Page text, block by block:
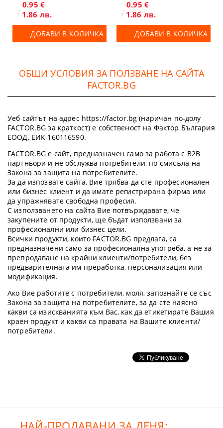
0.95 €
1.86 лв.
ДОБАВИ В КОЛИЧКА
0.95 €
1.86 лв.
ДОБАВИ В КОЛИЧКА
ОБЩИ УСЛОВИЯ ЗА ПОЛЗВАНЕ НА САЙТА
FACTOR.BG
Уеб сайтът на адрес https://factor.bg (наричан по-долу
FACTOR.BG за краткост) е собственост на Фактор България
ЕООД, ЕИК 160116590.
FACTOR.BG е сайт, предназначен само за работа с B2B
партньори и не обслужва потребители, по смисъла на
Закона за защита на потребителите.
За да изпозвате сайта, Вие трябва да сте професионален
или бизнес клиент и да имате регистрирана фирма или
да упражнявате свободна професия.
С използването на сайта Вие потвърждавате, че
закупените от продукти, ще бъдат използвани за
професионални или бизнес цели.
Всички продукти, които FACTOR.BG предлага, са
предназначени само за професионална употреба, а не за
препродаване на крайни клиенти/потребители, без
предварителната им преработка, персонализация или
модификация.
Ако Вие работите с потребители, моля, запознайте се със
Закона за защита на потребителите, за да сте наясно
какви са изискванията към Вас, как да етикетирате Вашия
краен продукт и какви са правата на Вашите клиенти/
потребители.